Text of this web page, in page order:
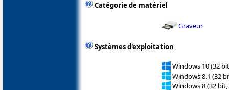
Catégorie de matériel
Graveur
Systèmes d'exploitation
Windows 10 (32
Windows 8.1 (32
Windows 8 (32 bit,